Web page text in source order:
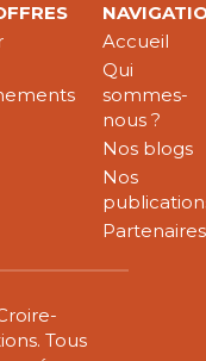
Accueil
Qui
sommes-
nous ?
Nos blogs
Nos
Partenaires
Tous